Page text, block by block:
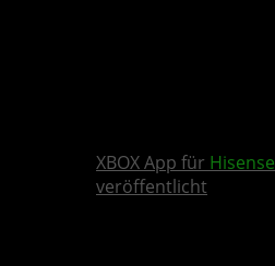
XBOX App für Hisense
veröffentlicht